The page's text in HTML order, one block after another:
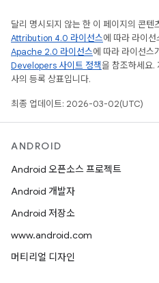
달리 명시되지 않는 한 이 페이지의 콘텐
Attribution 4.0 라이선스에 따라 라이
Apache 2.0 라이선스에 따라 라이선스
Developers 사이트 정책을 참조하세요
사의 등록 상표입니다.
최종 업데이트: 2026-03-02(UTC)
ANDROID
Android 오픈소스 프로젝트
Android 개발자
Android 저장소
www.android.com
머티리얼 디자인